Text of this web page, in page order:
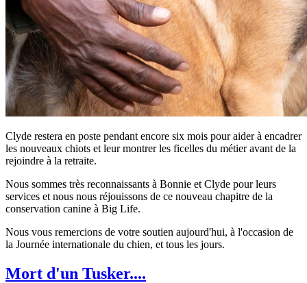
Clyde restera en poste pendant encore six mois pour aider à encadrer
les nouveaux chiots et leur montrer les ficelles du métier avant de la
rejoindre à la retraite.
Nous sommes très reconnaissants à Bonnie et Clyde pour leurs
services et nous nous réjouissons de ce nouveau chapitre de la
conservation canine à Big Life.
Nous vous remercions de votre soutien aujourd'hui, à l'occasion de
la Journée internationale du chien, et tous les jours.
Mort d'un Tusker....